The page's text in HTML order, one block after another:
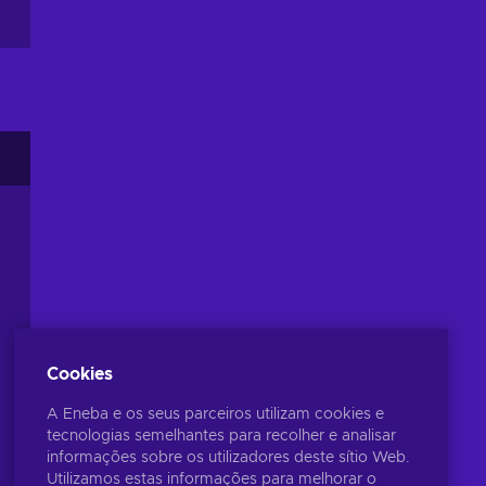
Cookies
A Eneba e os seus parceiros utilizam cookies e
tecnologias semelhantes para recolher e analisar
informações sobre os utilizadores deste sítio Web.
Utilizamos estas informações para melhorar o